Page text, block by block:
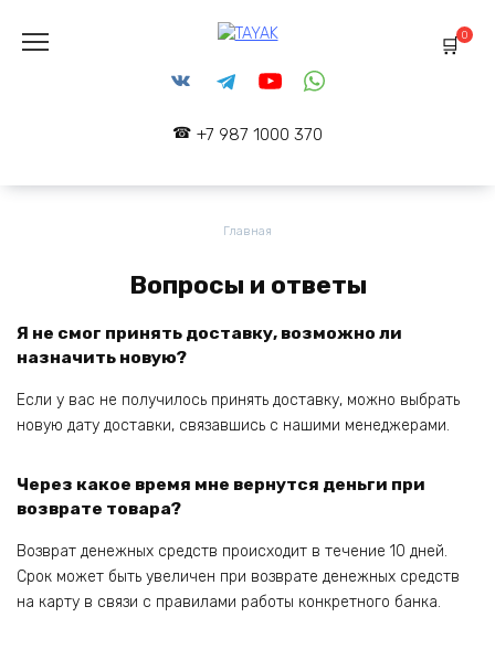
содержанию
+7 987 1000 370
0
Главная
Вопросы и ответы
Я не смог принять доставку, возможно ли
назначить новую?
Если у вас не получилось принять доставку, можно выбрать
новую дату доставки, связавшись с нашими менеджерами.
Через какое время мне вернутся деньги при
возврате товара?
Возврат денежных средств происходит в течение 10 дней.
Срок может быть увеличен при возврате денежных средств
на карту в связи с правилами работы конкретного банка.